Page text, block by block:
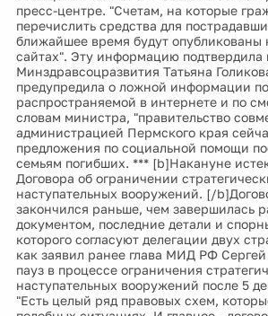
пресс-центре. "Счетам, на которые
перечислить средства для
ближайшее время будут опубликованы
сайтах". Эту информацию подтвердила
Минздравсоцразвития Татьяна
предупредила о ложной информации
распространяемой в интернете и по
словам министра, "правительство
администрацией Пермского края
предложения по социальной помощи
семьям погибших. *** [b]Накануне
Договора об ограничении
наступательных вооружений. [/
закончился раньше, чем завершилась
документом, последние детали и
которого согласуют делегации двух
как заявил ранее глава МИД РФ
пауз в процессе ограничения
наступательных вооружений после 5
"Есть целый ряд правовых схем,